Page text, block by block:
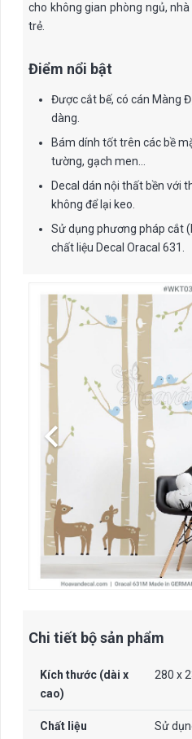
cho không gian phòng ngủ,
trẻ.
Điểm nổi bật
Được cắt bế, có cán Màng
dàng.
Bám dính tốt trên các bề
tường, gạch men…
Decal dán nội thất bền với
không để lại keo.
Sử dụng phương pháp cắt
chất liệu Decal Oracal 631.
Chi tiết bộ sản phẩm
Kích thước (dài x
cao)
280 x
Chất liệu
Sử